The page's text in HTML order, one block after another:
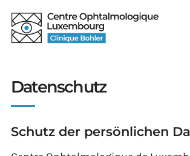
Zum
Hauptinhalt
Datenschutz
Schutz der persönlichen